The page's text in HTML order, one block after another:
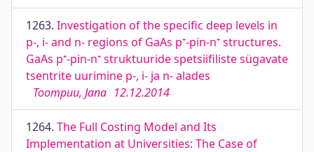
1263. Investigation of the specific deep levels in
p-, i- and n- regions of GaAs p⁺-pin-n⁺ structures.
GaAs p⁺-pin-n⁺ struktuuride spetsiifiliste sügavate
tsentrite uurimine p-, i- ja n- alades
Toompuu, Jana 12.12.2014
1264. The Full Costing Model and Its
Implementation at Universities: The Case of